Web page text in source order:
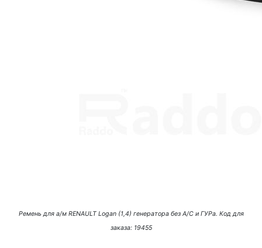
Ремень для а/м RENAULT Logan (1,4) генератора без А/С и ГУРа. Код для
заказа: 19455